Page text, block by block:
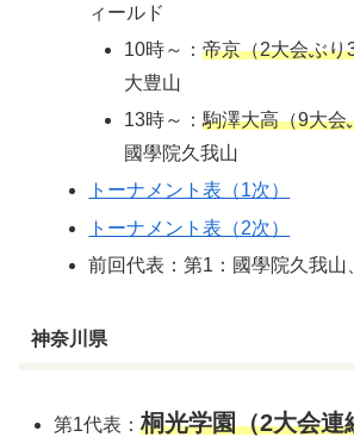
ィールド
10時～： 帝京（2大会ぶり
大豊山
13時～： 駒澤大高（9大会
國學院久我山
トーナメント表（1次）
トーナメント表（2次）
前回代表：第1：國學院久我山
神奈川県
第1代表：桐光学園（2大会連